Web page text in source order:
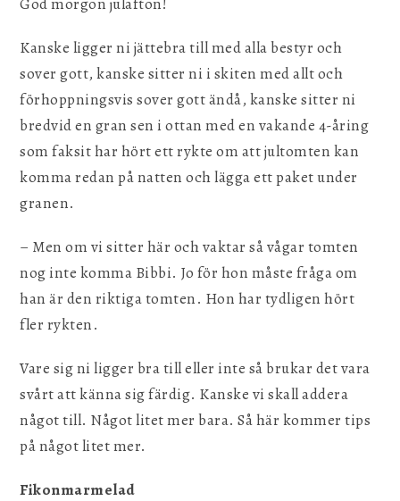
Kanske ligger ni jättebra till med alla bestyr och
sover gott, kanske sitter ni i skiten med allt och
förhoppningsvis sover gott ändå, kanske sitter ni
bredvid en gran sen i ottan med en vakande 4-åring
som faksit har hört ett rykte om att jultomten kan
komma redan på natten och lägga ett paket under
granen.
– Men om vi sitter här och vaktar så vågar tomten
nog inte komma Bibbi. Jo för hon måste fråga om
han är den riktiga tomten. Hon har tydligen hört
fler rykten.
Vare sig ni ligger bra till eller inte så brukar det vara
svårt att känna sig färdig. Kanske vi skall addera
något till. Något litet mer bara. Så här kommer tips
på något litet mer.
Fikonmarmelad